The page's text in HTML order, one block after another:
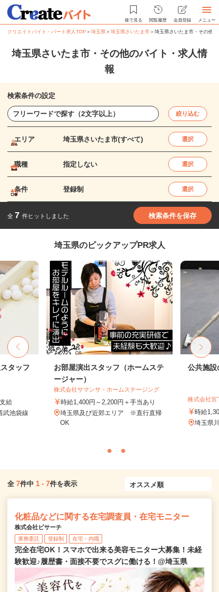
後で見る 閲覧履歴 会員登録 メニュー
クリエイトバイト・パート求人TOP ＞埼玉県＞埼玉県さいたま市＞埼玉県さいたま市・その他
埼玉県さいたま市・その他のバイト・求人情
報
検索条件の設定
絞り込む
エリア 埼玉県さいたま市(すべて) 選択
職種 指定しない 選択
条件 登録制 選択
全 7 件ヒットしました 検索条件を保存
埼玉県のピックアップPR求人
タッフ
給
武池袋線
お部屋演出スタッフ（ホームステ
ージャー）
株式会社サマンサ・ホームステージング
時給1,400円～2,200円＋手当あり
埼玉県及び近郊エリア ※直行直帰
OK
公共施設
株式会社
時給
埼玉県
全 7件中 1 - 7件を表示
化粧品などに関する在宅調査員・在宅モニター
株式会社ビサーチ
業務委託 登録制 在宅・内職
完全在宅OK！スマホで出来る美容モニター大募集！未経
験歓迎♪履歴書・面接不要でスグに働ける！@埼玉県